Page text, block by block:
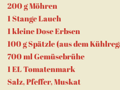
200 g Möhren
1 Stange Lauch
1 kleine Dose Erbsen
100 g Spätzle (aus dem
700 ml Gemüsebrühe
1 EL Tomatenmark
Salz, Pfeffer, Muskat